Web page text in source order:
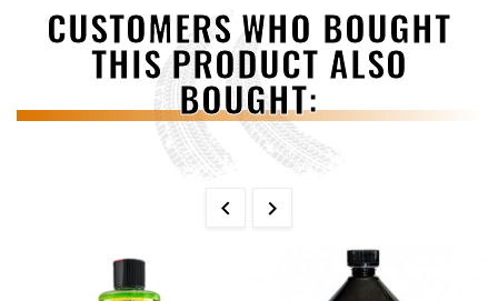
CUSTOMERS WHO BOUGHT
THIS PRODUCT ALSO
BOUGHT:
 